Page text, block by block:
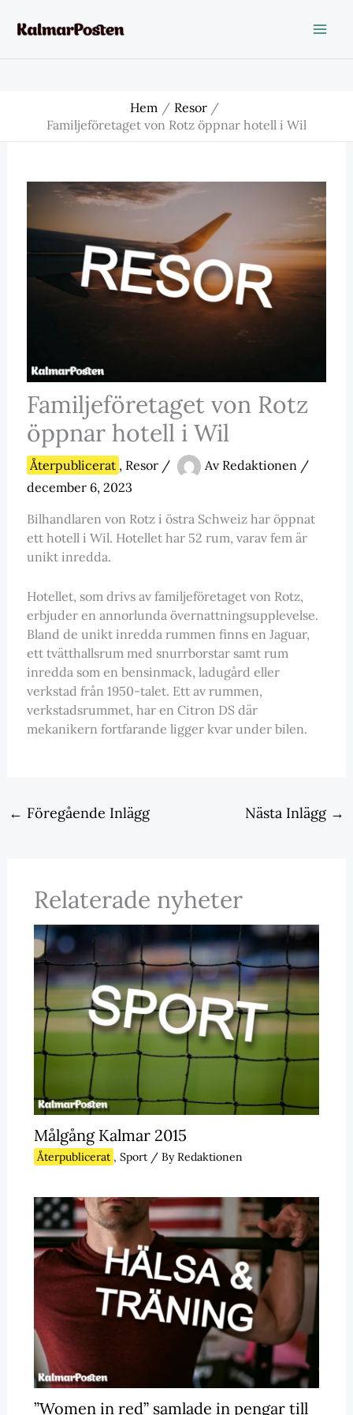
Hem
Resor
Familjeföretaget von Rotz öppnar hotell i Wil
Familjeföretaget von Rotz
öppnar hotell i Wil
Återpublicerat , Resor/ Av Redaktionen /
december 6, 2023
Bilhandlaren von Rotz i östra Schweiz har öppnat
ett hotell i Wil. Hotellet har 52 rum, varav fem är
unikt inredda.
Hotellet, som drivs av familjeföretaget von Rotz,
erbjuder en annorlunda övernattningsupplevelse.
Bland de unikt inredda rummen finns en Jaguar,
ett tvätthallsrum med snurrborstar samt rum
inredda som en bensinmack, ladugård eller
verkstad från 1950-talet. Ett av rummen,
verkstadsrummet, har en Citron DS där
mekanikern fortfarande ligger kvar under bilen.
← Föregående Inlägg Nästa Inlägg →
Relaterade nyheter
Målgång Kalmar 2015
Återpublicerat , Sport/ ByRedaktionen
”Women in red” samlade in pengar till